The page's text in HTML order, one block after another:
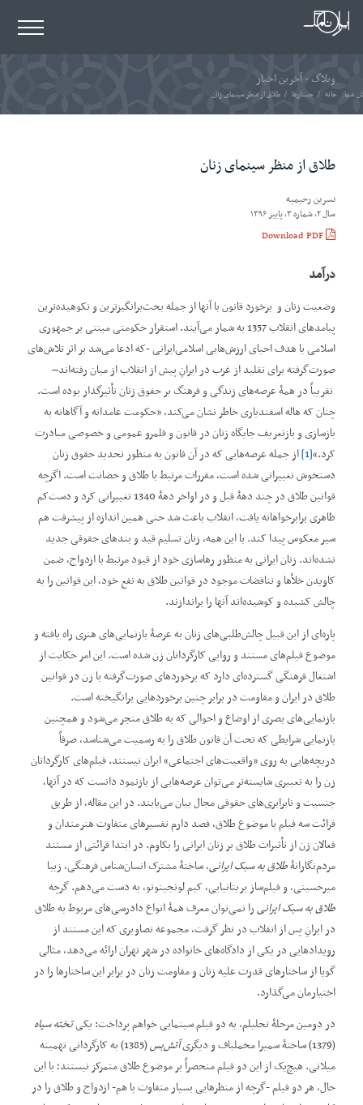
وبلاگ - آخرین اخبار
شما: خانه / جستارها / طلاق از منظر سینمای زنان
طلاق از منظر سینمای زنان
نسرین رحیمیه
سال ۲، شماره ۳، پاییز ۱۳۹۶
Download PDF
درآمد
وضعیت زنان و برخورد قانون با آنها از جمله‌ بحث‌برانگیزترین و نکوهیده‌ترین
پیامدهای انقلاب 1357 به شمار می‌آیند. استقرار حکومتی مبتنی بر جمهوری
اسلامی با هدف احیای ارزش‌هایی اسلامی‌ایرانی -که ادعا می‌شد بر اثر تلاش‌های
صورت‌گرفته برای تقلید از غرب در ایرانِ پیش از انقلاب از میان رفته‌اند–
تقریباً در همۀ عرصه‌های زندگی و فرهنگ بر حقوق زنان تأثیرگذار بوده است.
چنان‌ که هاله اسفندیاری خاطر نشان می‌کند، ”حکومت عامدانه و آگاهانه به
بازسازی و بازتعریف جایگاه زنان در قانون و قلمرو عمومی و خصوصی مبادرت
کرد.“[1] از جمله عرصه‌هایی که در آن قانون به ‌منظور تحدید حقوق زنان
دستخوش تغییراتی شده است، مقررات مرتبط با طلاق و حضانت است. اگرچه
قوانین طلاق در چند دهۀ قبل و در اواخر دهۀ 1340 تغییراتی کرد و دست‌کم
ظاهری برابرخواهانه یافت، انقلاب باعث شد حتی همین اندازه از پیشرفت هم
سیر معکوس پیدا کند. با این همه، زنان تسلیم قید و بندهای حقوقی جدید
نشده‌اند. زنان ایرانی به منظور رهاسازی خود از قیود مرتبط با ازدواج، ضمن
کاویدن خلأها و تناقضات موجود در قوانین طلاق به نفع خود، این قوانین را به
چالش کشیده و کوشیده‌اند آنها را براندازند.
پاره‌ای از این قبیل چالش‌طلبی‌های زنان به عرصۀ بازنمایی‌های هنری راه یافته و
موضوع فیلم‌های مستند و روایی کارگردانان زن شده‌ است. این امر حکایت از
اشتغال فرهنگی گسترده‌ای دارد که برخوردهای صورت‌گرفته با زن در قوانین
طلاق در ایران و مقاومت در برابر چنین برخوردهایی برانگیخته است.
بازنمایی‌های بصری از اوضاع و احوالی که به طلاق منجر می‌شود و همچنین
بازنمایی شرایطی که تحت آن قانون طلاق را به رسمیت می‌شناسد، صرفاً
دریچه‌هایی به روی ”واقعیت‌های اجتماعی“ ایران نیستند. فیلم‌های کارگردانان
زن را به تعبیری شایسته‌تر می‌توان عرصه‌هایی از بازنمود دانست که در آنها،
جنسیت و نابرابری‌های حقوقی مجال بیان می‌یابند. در این مقاله، از طریق
قرائت سه فیلم با موضوع طلاق، قصد دارم تفسیرهای متفاوت هنرمندان و
فعالان زن از تأثیرات طلاق بر زنان ایرانی را بکاوم. در ابتدا قرائتی از مستند
مردم‌نگارانۀطلاق به سبک ایرانی، ساختۀ مشترک انسان‌شناس فرهنگی، زیبا
میرحسینی، و فیلم‌ساز بریتانیایی، کیم لونجینوتو، به دست می‌دهم. گرچه
طلاق به سبک ایرانیرا نمی‌توان معرف همۀ انواع دادرسی‌های مربوط به طلاق
در ایرانِ پس از انقلاب در نظر گرفت، مجموعه تصاویری که این مستند از
رویدادهایی در یکی از دادگاه‌های خانواده در شهر تهران ارائه می‌دهد، مثالی
گویا از ساختارهای قدرت علیه زنان و مقاومت زنان در برابر این ساختارها را در
اختیارمان می‌گذارد.
در دومین مرحلۀ تحلیلم، به دو فیلم سینمایی خواهم پرداخت: یکیتخته سیاه
(1379) ساختۀ سمیرا مخملباف و دیگری
آتشبس
(1385) به کارگردانی تهمینه
میلانی. هیچ‌یک از این دو فیلم منحصراً بر موضوع طلاق متمرکز نیستند؛ با این
حال، هر دو فیلم -گرچه از منظرهایی بسیار متفاوت با هم- ازدواج و طلاق را در